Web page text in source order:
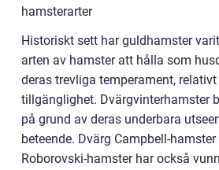
hamsterarter
Historiskt sett har guldhamster
arten av hamster att hålla som
deras trevliga temperament,
tillgänglighet. Dvärgvinterhamster
på grund av deras underbara
beteende. Dvärg Campbell-
Roborovski-hamster har också